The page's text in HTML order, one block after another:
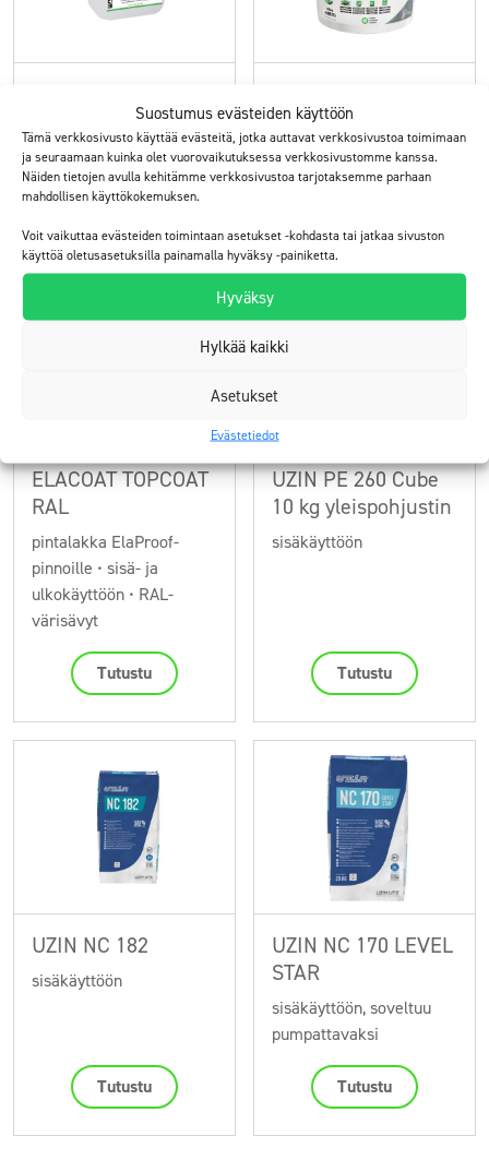
Suostumus evästeiden käyttöön
Tämä verkkosivusto käyttää evästeitä, jotka auttavat verkkosivustoa toimimaan
ja seuraamaan kuinka olet vuorovaikutuksessa verkkosivustomme kanssa.
Näiden tietojen avulla kehitämme verkkosivustoa tarjotaksemme parhaan
mahdollisen käyttökokemuksen.
Voit vaikuttaa evästeiden toimintaan asetukset -kohdasta tai jatkaa sivuston
käyttöä oletusasetuksilla painamalla hyväksy -painiketta.
Hyväksy
Hylkää kaikki
Asetukset
Evästetiedot
pohjustusaine sisä- ja
ulkokäyttöön
Tutustu
itsesiliävä lattiapinnoite
sisäkäyttöön
ELACOAT TOPCOAT
RAL
pintalakka ElaProof-
pinnoille • sisä- ja
ulkokäyttöön • RAL-
värisävyt
Tutustu
UZIN PE 260 Cube
10 kg yleispohjustin
sisäkäyttöön
Tutustu
UZIN NC 182
sisäkäyttöön
Tutustu
UZIN NC 170 LEVEL
STAR
sisäkäyttöön, soveltuu
pumpattavaksi
Tutustu